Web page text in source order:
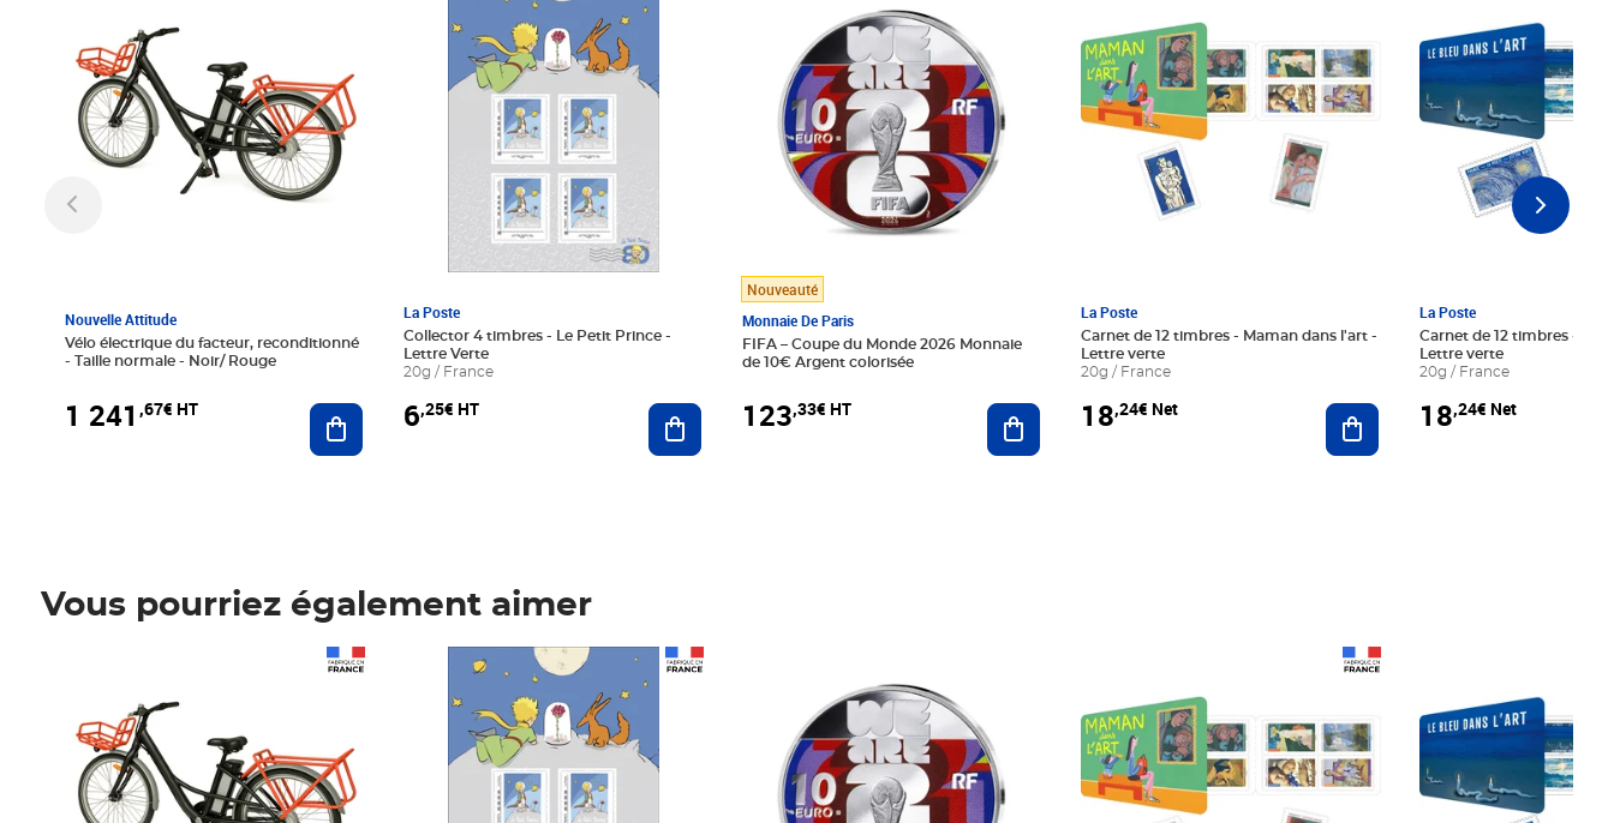
Nouvelle Attitude
Vélo électrique du facteur, reconditionné
- Taille normale - Noir/ Rouge
1 241 ,67€ HT Ajouter au panier
La Poste
Collector 4 timbres - Le Petit Prince -
Lettre Verte
20g / France
6,25€ HT Ajouter au panier
Nouveauté
Monnaie De Paris
FIFA – Coupe du Monde 2026 Monnaie
de 10€ Argent colorisée
123,33€ HT Ajouter au panier
La Poste
Carnet de 12 timbres - Maman dans l'art -
Lettre verte
20g / France
18,24€ Net Ajouter au panier
La Poste
Carnet de 12 timbres - Le
Lettre verte
20g / France
18,24€ Net
Vous pourriez également aimer
Prix 6,25€ HT